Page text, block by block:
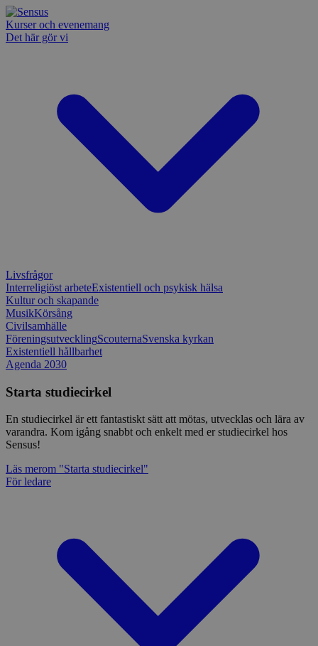
Kurser och evenemang
Det här gör vi
Livsfrågor
Interreligiöst arbeteExistentiell och psykisk hälsa
Kultur och skapande
MusikKörsång
Civilsamhälle
FöreningsutvecklingScouternaSvenska kyrkan
Existentiell hållbarhet
Agenda 2030
Starta studiecirkel
En studiecirkel är ett fantastiskt sätt att mötas, utvecklas och lära av
varandra. Kom igång snabbt och enkelt med er studiecirkel hos
Sensus!
Läs merom "Starta studiecirkel"
För ledare